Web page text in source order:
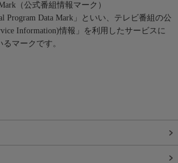
（公式番組情報マーク）
Program Data Mark」といい、テレビ番組の公
Information)情報」を利用したサービスに
マークです。